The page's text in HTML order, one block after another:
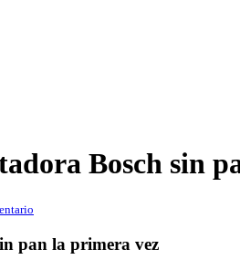
Bosch sin
pan la primera vez